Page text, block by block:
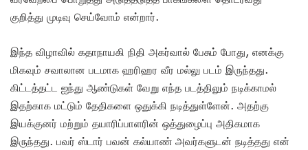
குறித்து முடிவு செய்வோம் என்றார்.
இந்த விழாவில் கதாநாயகி நிதி அகர்வால் பேசும் போது, எனக்கு
மிகவும் சவாலான படமாக ஹரிஹர வீர மல்லு படம் இருந்தது.
கிட்டத்தட்ட ஐந்து ஆண்டுகள் வேறு எந்த படத்திலும் நடிக்காமல்
இதற்காக மட்டும் தேதிகளை ஒதுக்கி நடித்துள்ளேன். அதற்கு
இயக்குனர் மற்றும் தயாரிப்பாளரின் ஒத்துழைப்பு அதிகமாக
இருந்தது. பவர் ஸ்டார் பவன் கல்யாண் அவர்களுடன் நடித்தது என்